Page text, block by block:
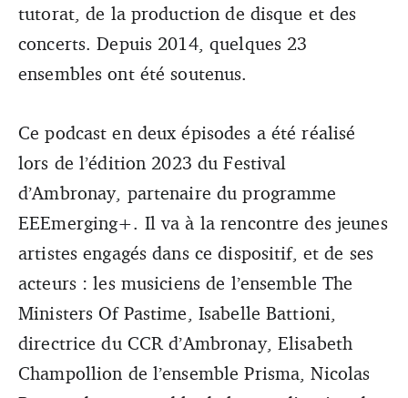
tutorat, de la production de disque et des
concerts. Depuis 2014, quelques 23
ensembles ont été soutenus.
Ce podcast en deux épisodes a été réalisé
lors de l’édition 2023 du Festival
d’Ambronay, partenaire du programme
EEEmerging+. Il va à la rencontre des jeunes
artistes engagés dans ce dispositif, et de ses
acteurs : les musiciens de l’ensemble The
Ministers Of Pastime, Isabelle Battioni,
directrice du CCR d’Ambronay, Elisabeth
Champollion de l’ensemble Prisma, Nicolas